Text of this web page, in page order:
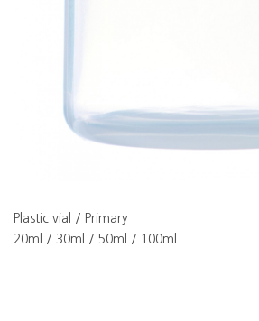
Plastic vial / Primary
20ml / 30ml / 50ml / 100ml